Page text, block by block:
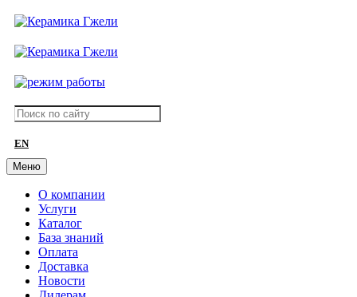
EN
Меню
О компании
Услуги
Каталог
База знаний
Оплата
Доставка
Новости